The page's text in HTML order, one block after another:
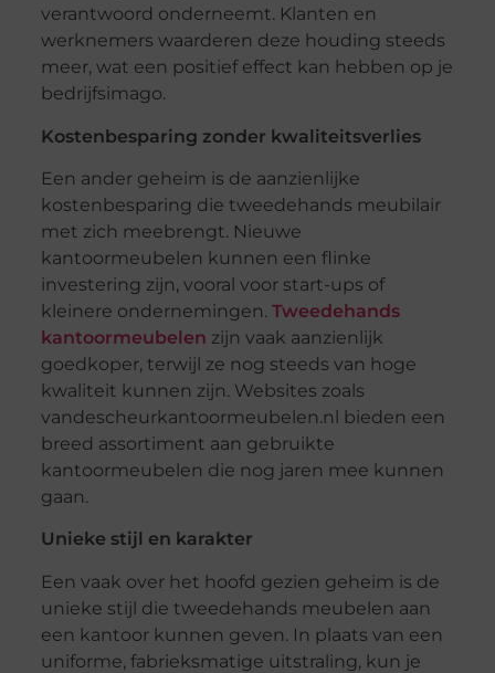
verantwoord onderneemt. Klanten en
werknemers waarderen deze houding steeds
meer, wat een positief effect kan hebben op je
bedrijfsimago.
Kostenbesparing zonder kwaliteitsverlies
Een ander geheim is de aanzienlijke
kostenbesparing die tweedehands meubilair
met zich meebrengt. Nieuwe
kantoormeubelen kunnen een flinke
investering zijn, vooral voor start-ups of
kleinere ondernemingen. Tweedehands
kantoormeubelen zijn vaak aanzienlijk
goedkoper, terwijl ze nog steeds van hoge
kwaliteit kunnen zijn. Websites zoals
vandescheurkantoormeubelen.nl bieden een
breed assortiment aan gebruikte
kantoormeubelen die nog jaren mee kunnen
gaan.
Unieke stijl en karakter
Een vaak over het hoofd gezien geheim is de
unieke stijl die tweedehands meubelen aan
een kantoor kunnen geven. In plaats van een
uniforme, fabrieksmatige uitstraling, kun je